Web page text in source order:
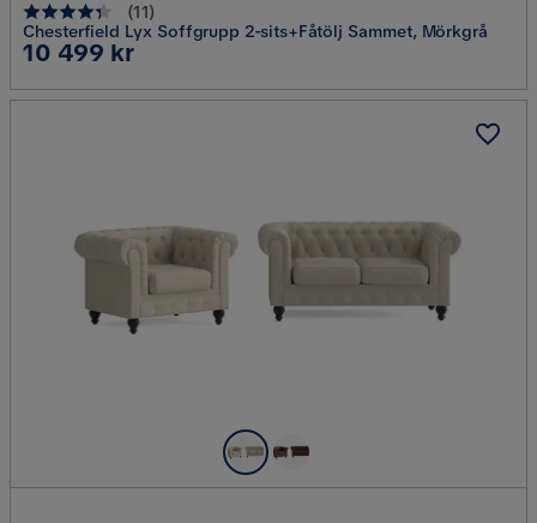
(11)
Chesterfield Lyx Soffgrupp 2-sits+Fåtölj Sammet, Mörkgrå
Pris
10 499 kr